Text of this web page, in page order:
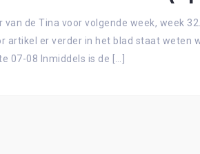
van de Tina voor volgende week, week
artikel er verder in het blad staat
07-08 Inmiddels is de […]